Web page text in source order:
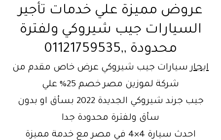
عروض مميزة علي خدمات تأجير
السيارات جيب شيروكي ولفترة
محدودة ,,01121759535
ايجار سيارات جيب شيروكي عرض خاص مقدم من
شركة لموزين مصر خصم 25% علي
جيب جرند شيروكي الجديدة 2022 بسأق او بدون
سأق ولفترة محدودة جدا
احدث سيارة 4×4 في مصر مع خدمة مميزة